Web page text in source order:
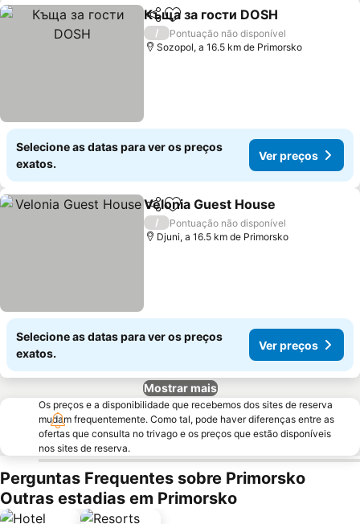
PartilharAdicionar aos favoritos
Къща за гости DOSH
/
Pontuação não disponível
Sozopol, a 16.5 km de Primorsko
Selecione as datas para ver os preços
exatos.
Ver preços
PartilharAdicionar aos favoritos
Velonia Guest House
/
Pontuação não disponível
Djuni, a 16.5 km de Primorsko
Selecione as datas para ver os preços
exatos.
Ver preços
Mostrar mais
Os preços e a disponibilidade que recebemos dos sites de reserva
mudam frequentemente. Como tal, pode haver diferenças entre as
ofertas que consulta no trivago e os preços que estão disponíveis
nos sites de reserva.
Perguntas Frequentes sobre Primorsko
Outras estadias em Primorsko